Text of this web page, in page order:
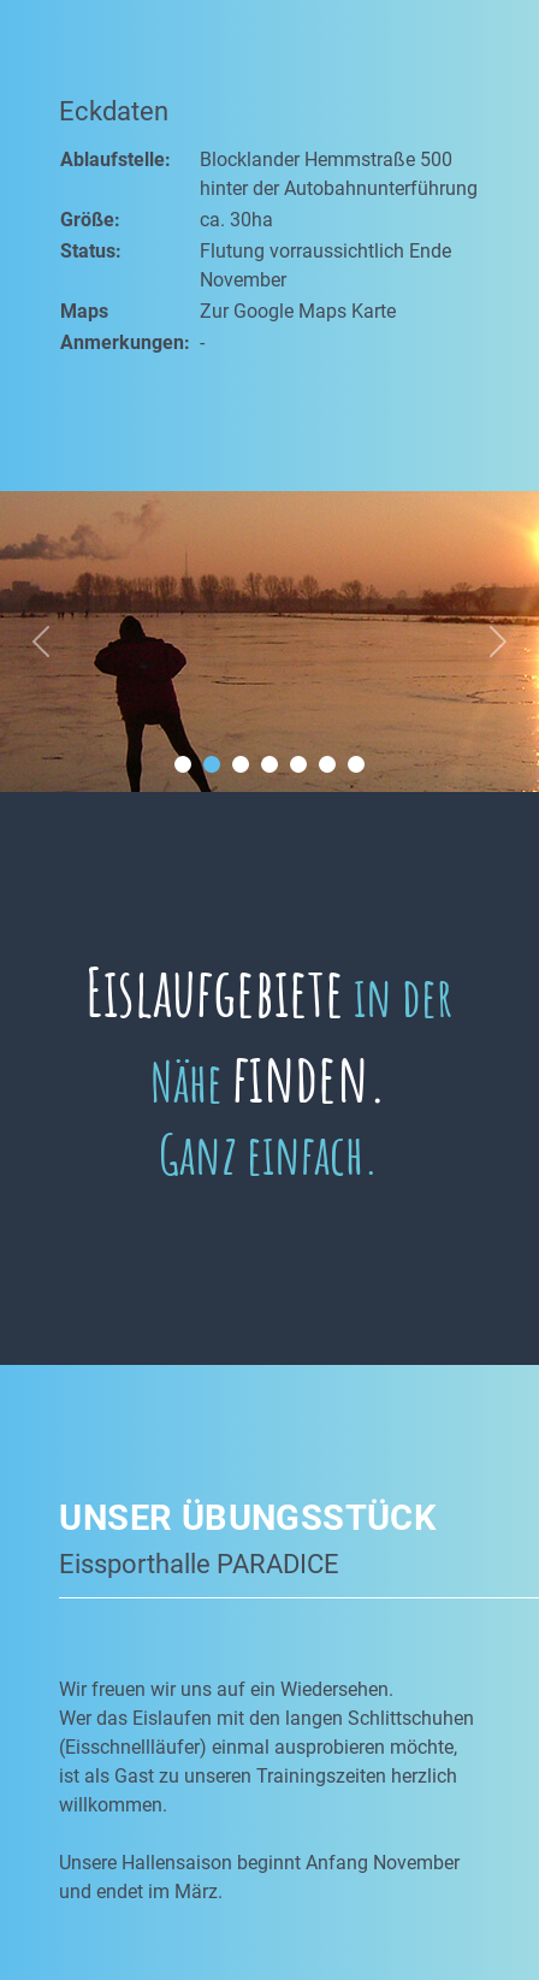
Previous Next
Eckdaten
Ablaufstelle:
Blocklander Hemmstraße 500
hinter der Autobahnunterführung
Größe:
ca. 30ha
Status:
Flutung vorraussichtlich Ende
November
Maps
Zur Google Maps Karte
Anmerkungen: -
Eislaufgebiete in der
Nähe finden.
Ganz einfach.
UNSER ÜBUNGSSTÜCK
Eissporthalle PARADICE
Wir freuen wir uns auf ein Wiedersehen.
Wer das Eislaufen mit den langen Schlittschuhen
(Eisschnellläufer) einmal ausprobieren möchte,
ist als Gast zu unseren Trainingszeiten herzlich
willkommen.
Unsere Hallensaison beginnt Anfang November
und endet im März.